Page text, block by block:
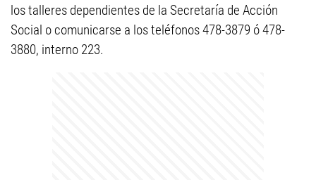
los talleres dependientes de la Secretaría de Acción
Social o comunicarse a los teléfonos 478-3879 ó 478-
3880, interno 223.